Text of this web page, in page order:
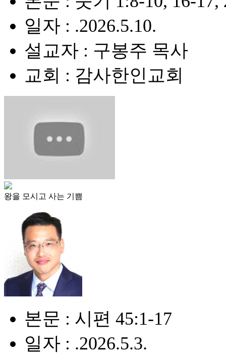
일자 : .2026.5.10.
설교자 : 구봉주 목사
교회 : 감사한인교회
왕을 모시고 사는 기쁨
본문 : 시편 45:1-17
일자 : .2026.5.3.